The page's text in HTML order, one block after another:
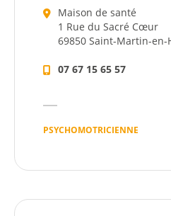
Maison de santé
1 Rue du Sacré Cœur
69850 Saint-Martin-en-
07 67 15 65 57
PSYCHOMOTRICIENNE